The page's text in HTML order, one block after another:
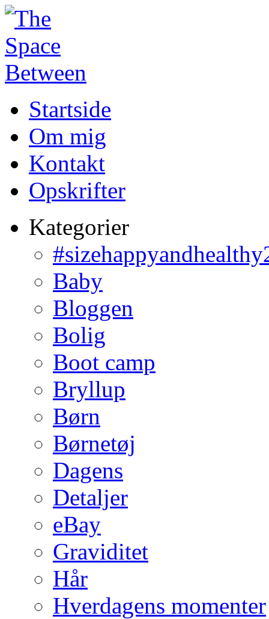
Startside
Om mig
Kontakt
Opskrifter
Kategorier
Baby
Bloggen
Bolig
Boot camp
Bryllup
Børn
Børnetøj
Dagens
Detaljer
eBay
Graviditet
Hår
Hverdagens momenter